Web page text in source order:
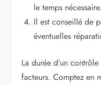
le temps nécessaire.
Il est conseillé de
éventuelles
La durée d’un
facteurs. Comptez en